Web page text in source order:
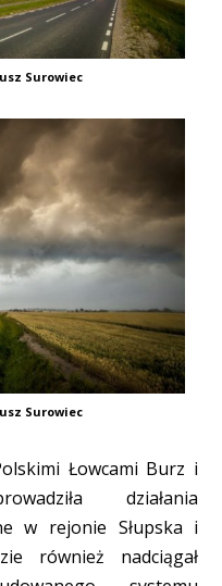
Surowiec
Surowiec
Łowcami Burz i
działania
w rejonie Słupska i
również nadciągał